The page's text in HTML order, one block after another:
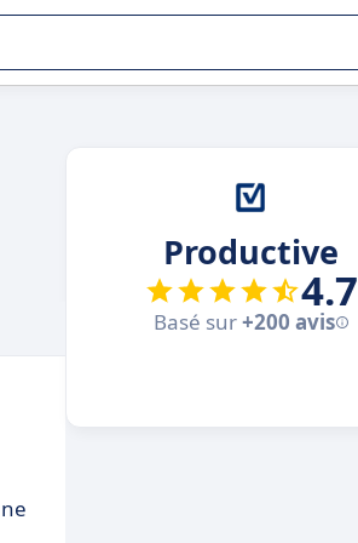
Productive
4.7
Basé sur+200 avis